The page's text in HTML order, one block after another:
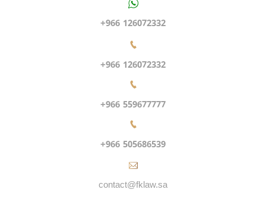
+966 126072332
+966 126072332
+966 559677777
+966 505686539
contact@fklaw.sa